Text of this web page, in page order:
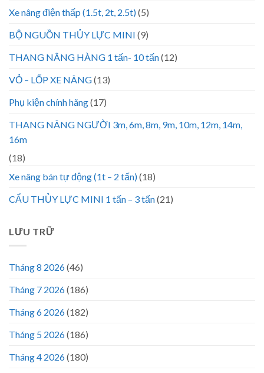
Xe nâng điện thấp (1.5t, 2t, 2.5t)(5)
BỘ NGUỒN THỦY LỰC MINI (9)
THANG NÂNG HÀNG 1 tấn- 10 tấn(12)
VỎ – LỐP XE NÂNG(13)
Phụ kiện chính hãng(17)
THANG NÂNG NGƯỜI 3m, 6m, 8m, 9m, 10m, 12m, 14m,
16m
(18)
Xe nâng bán tự động (1t – 2 tấn)(18)
CẨU THỦY LỰC MINI 1 tấn – 3 tấn(21)
LƯU TRỮ
Tháng 8 2026(46)
Tháng 7 2026(186)
Tháng 6 2026(182)
Tháng 5 2026(186)
Tháng 4 2026(180)